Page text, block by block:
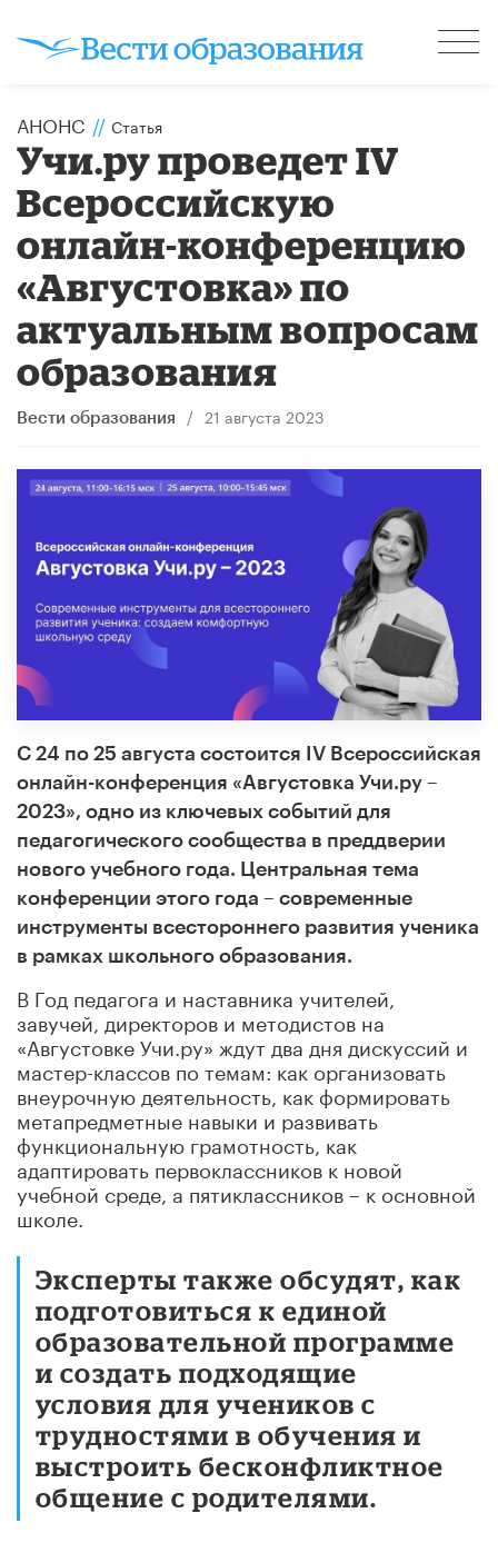
АНОНС // Статья
Учи.ру проведет IV
Всероссийскую
онлайн-конференцию
«Августовка» по
актуальным вопросам
образования
Вести образования / 21 августа 2023
С 24 по 25 августа состоится IV Всероссийская
онлайн-конференция «Августовка Учи.ру –
2023», одно из ключевых событий для
педагогического сообщества в преддверии
нового учебного года. Центральная тема
конференции этого года – современные
инструменты всестороннего развития ученика
в рамках школьного образования.
В Год педагога и наставника учителей,
завучей, директоров и методистов на
«Августовке Учи.ру» ждут два дня дискуссий и
мастер-классов по темам: как организовать
внеурочную деятельность, как формировать
метапредметные навыки и развивать
функциональную грамотность, как
адаптировать первоклассников к новой
учебной среде, а пятиклассников – к основной
школе.
Эксперты также обсудят, как
подготовиться к единой
образовательной программе
и создать подходящие
условия для учеников с
трудностями в обучения и
выстроить бесконфликтное
общение с родителями.